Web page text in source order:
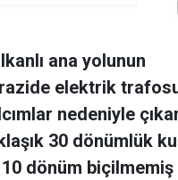
ana yolunun
elektrik
nedeniyle
30 dönümlük
dönüm biçilmemiş